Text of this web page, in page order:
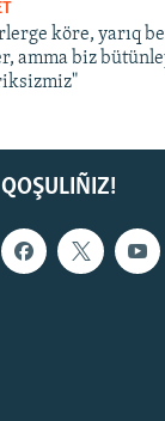
köre, yarıq
amma biz
QOŞULIÑIZ!